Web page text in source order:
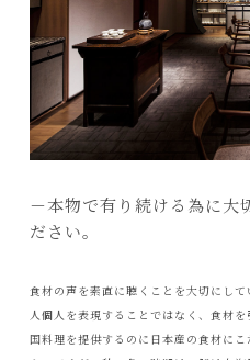
－本物で有り続ける為に大
ださい。
食材の声を素直に聴くことを大切にし
人個人を表現することではなく、食材
国料理を提供するのに日本産の食材に